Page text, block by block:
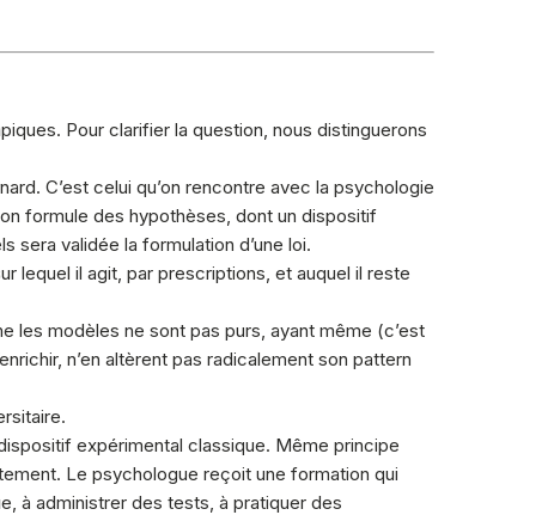
Pour clarifier la question, nous distinguerons
C’est celui qu’on rencontre avec la psychologie
formule des hypothèses, dont un dispositif
sera validée la formulation d’une loi.
lequel il agit, par prescriptions, et auquel il reste
les modèles ne sont pas purs, ayant même (c’est
n’en altèrent pas radicalement son pattern
expérimental classique. Même principe
Le psychologue reçoit une formation qui
à administrer des tests, à pratiquer des